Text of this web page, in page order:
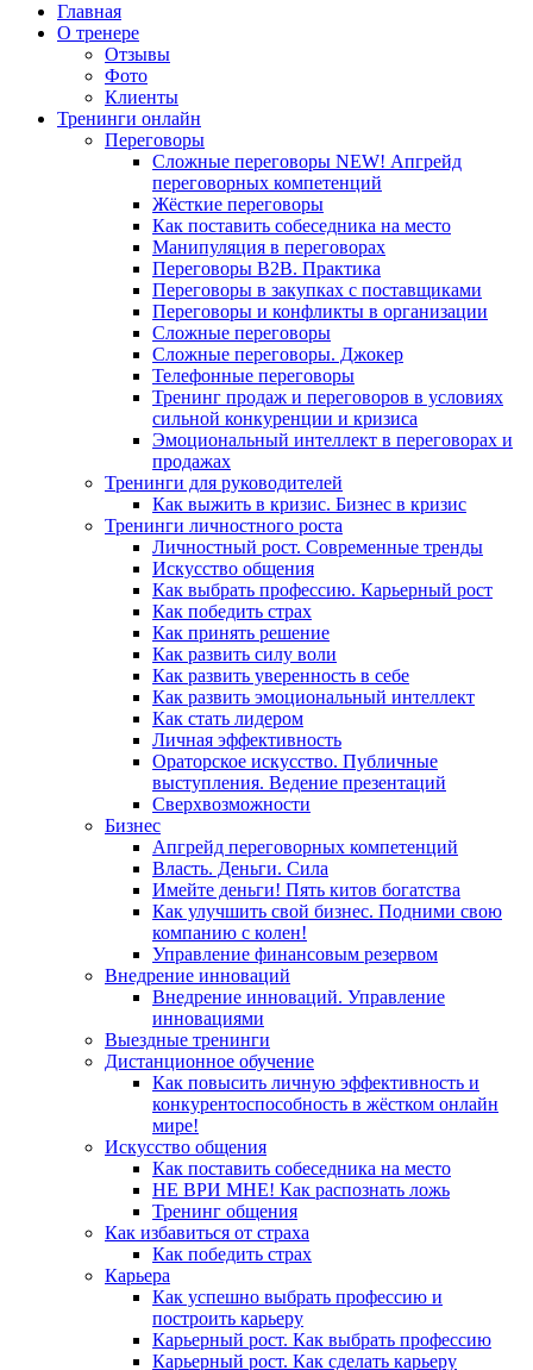
Главная
О тренере
Отзывы
Фото
Клиенты
Тренинги онлайн
Переговоры
Сложные переговоры NEW! Апгрейд
переговорных компетенций
Жёсткие переговоры
Как поставить собеседника на место
Манипуляция в переговорах
Переговоры B2B. Практика
Переговоры в закупках с поставщиками
Переговоры и конфликты в организации
Сложные переговоры
Сложные переговоры. Джокер
Телефонные переговоры
Тренинг продаж и переговоров в условиях
сильной конкуренции и кризиса
Эмоциональный интеллект в переговорах и
продажах
Тренинги для руководителей
Как выжить в кризис. Бизнес в кризис
Тренинги личностного роста
Личностный рост. Современные тренды
Искусство общения
Как выбрать профессию. Карьерный рост
Как победить страх
Как принять решение
Как развить силу воли
Как развить уверенность в себе
Как развить эмоциональный интеллект
Как стать лидером
Личная эффективность
Ораторское искусство. Публичные
выступления. Ведение презентаций
Сверхвозможности
Бизнес
Апгрейд переговорных компетенций
Власть. Деньги. Сила
Имейте деньги! Пять китов богатства
Как улучшить свой бизнес. Подними свою
компанию с колен!
Управление финансовым резервом
Внедрение инноваций
Внедрение инноваций. Управление
инновациями
Выездные тренинги
Дистанционное обучение
Как повысить личную эффективность и
конкурентоспособность в жёстком онлайн
мире!
Искусство общения
Как поставить собеседника на место
НЕ ВРИ МНЕ! Как распознать ложь
Тренинг общения
Как избавиться от страха
Как победить страх
Карьера
Как успешно выбрать профессию и
построить карьеру
Карьерный рост. Как выбрать профессию
Карьерный рост. Как сделать карьеру